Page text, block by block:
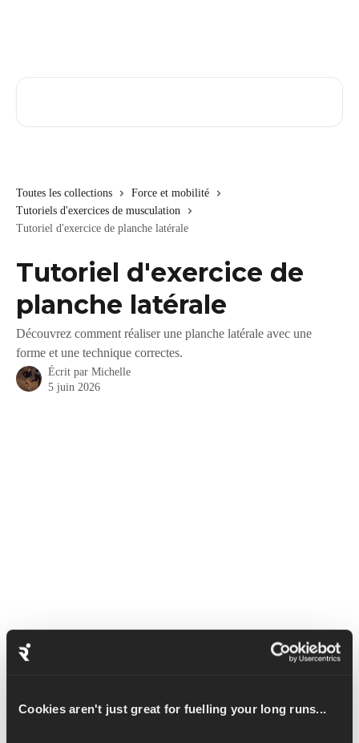
Cookies aren't just great for fuelling your long runs...
Toutes les collections
Force et mobilité
Tutoriels d'exercices de musculation
Tutoriel d'exercice de planche latérale
Tutoriel d'exercice de
planche latérale
Découvrez comment réaliser une planche latérale avec une
forme et une technique correctes.
Écrit par Michelle
5 juin 2026
La planche latérale est un exercice essentiel pour renforcer les
muscles abdominaux. Il cible les muscles abdominaux obliques,